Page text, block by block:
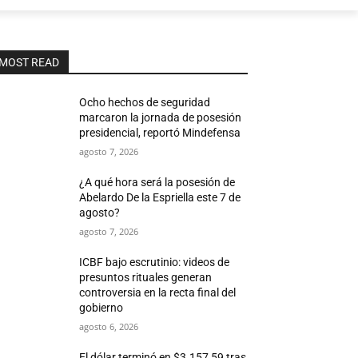
READ
Ocho hechos de seguridad
marcaron la jornada de posesión
presidencial, reportó Mindefensa
agosto 7, 2026
¿A qué hora será la posesión de
Abelardo De la Espriella este 7 de
agosto?
agosto 7, 2026
ICBF bajo escrutinio: videos de
presuntos rituales generan
controversia en la recta final del
gobierno
agosto 6, 2026